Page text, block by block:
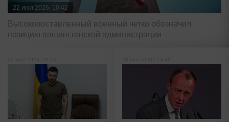
22 июл 2026, 10:42
Высокопоставленный военный четко обозначил
позицию вашингтонской администрации